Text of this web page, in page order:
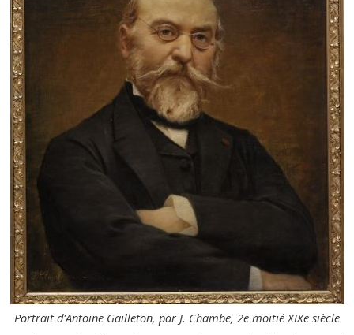
Portrait d'Antoine Gailleton, par J. Chambe, 2e moitié XIXe siècle